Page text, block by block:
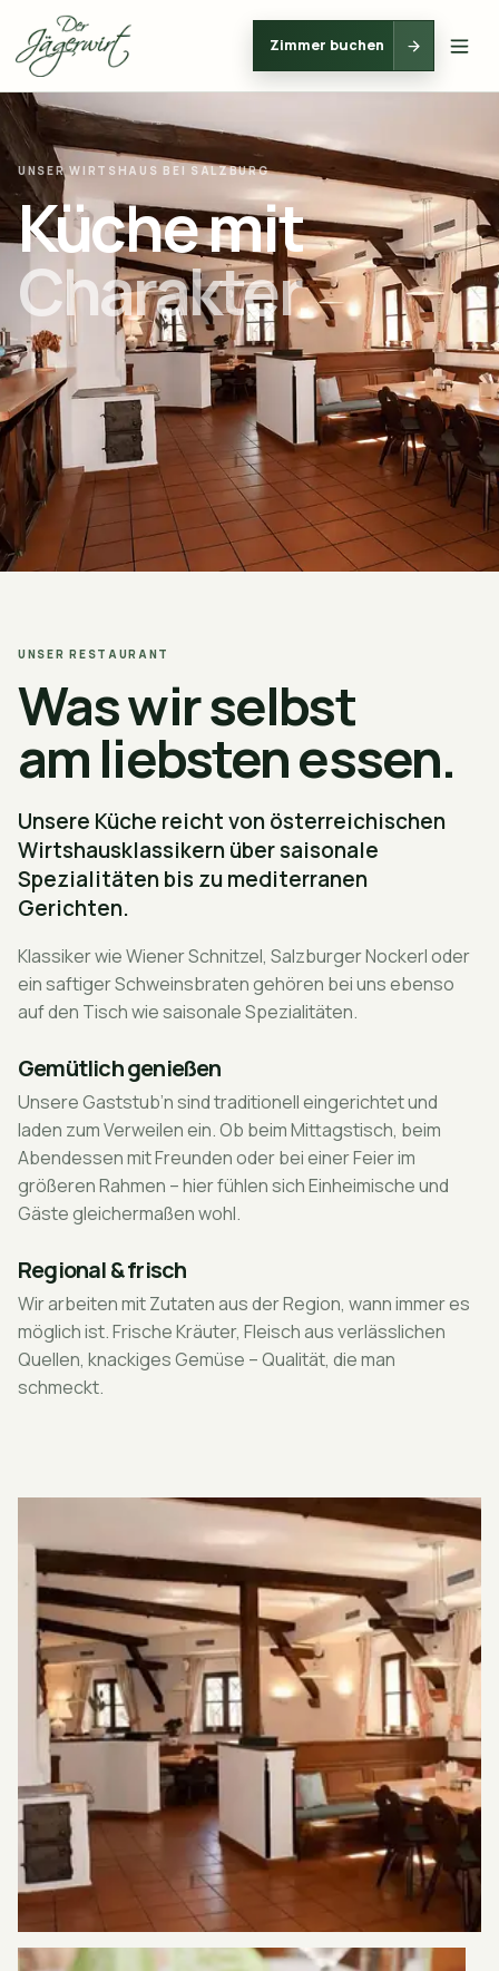
Zimmer buchen
UNSER WIRTSHAUS BEI SALZBURG
Küche mit
Charakter.
UNSER RESTAURANT
Was wir selbst
am liebsten essen.
Unsere Küche reicht von österreichischen
Wirtshausklassikern über saisonale
Spezialitäten bis zu mediterranen
Gerichten.
Klassiker wie Wiener Schnitzel, Salzburger Nockerl oder
ein saftiger Schweinsbraten gehören bei uns ebenso
auf den Tisch wie saisonale Spezialitäten.
Gemütlich genießen
Unsere Gaststub’n sind traditionell eingerichtet und
laden zum Verweilen ein. Ob beim Mittagstisch, beim
Abendessen mit Freunden oder bei einer Feier im
größeren Rahmen – hier fühlen sich Einheimische und
Gäste gleichermaßen wohl.
Regional & frisch
Wir arbeiten mit Zutaten aus der Region, wann immer es
möglich ist. Frische Kräuter, Fleisch aus verlässlichen
Quellen, knackiges Gemüse – Qualität, die man
schmeckt.